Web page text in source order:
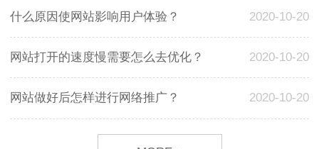
什么原因使网站影响用户体验？ 2020-10-20
网站打开的速度慢需要怎么去优化？ 2020-10-20
网站做好后怎样进行网络推广？ 2020-10-20